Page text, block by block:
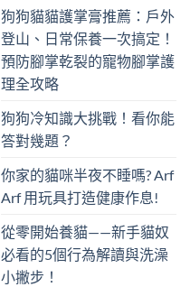
狗狗貓貓護掌膏推薦：戶外
登山、日常保養一次搞定！
預防腳掌乾裂的寵物腳掌護
理全攻略
狗狗冷知識大挑戰！看你能
答對幾題？
你家的貓咪半夜不睡嗎? Arf
Arf 用玩具打造健康作息!
從零開始養貓——新手貓奴
必看的5個行為解讀與洗澡
小撇步！